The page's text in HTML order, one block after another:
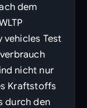
dem
Test
nicht nur
Kraftstoffs
durch den